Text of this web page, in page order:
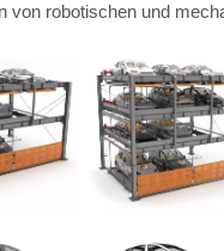
robotischen und